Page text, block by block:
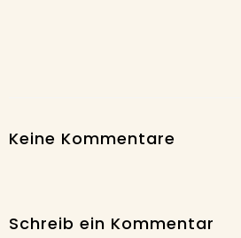
Keine Kommentare
Schreib ein Kommentar